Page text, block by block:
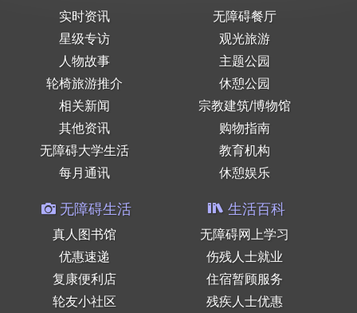
实时资讯
星级专访
人物故事
轮椅旅游推介
相关新闻
其他资讯
无障碍大学生活
每月通讯
无障碍餐厅
观光旅游
主题公园
休憩公园
宗教建筑/博物馆
购物指南
教育机构
休憩娱乐
无障碍生活
真人图书馆
优惠速递
复康便利店
轮友小社区
生活百科
无障碍网上学习
伤残人士就业
住宿暂顾服务
残疾人士优惠